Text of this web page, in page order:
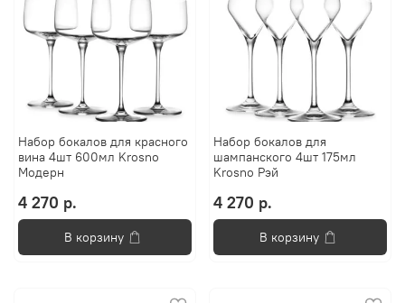
Набор бокалов для красного
вина 4шт 600мл Krosno
Модерн
4 270 р.
В корзину
Набор бокалов для
шампанского 4шт 175мл
Krosno Рэй
4 270 р.
В корзину